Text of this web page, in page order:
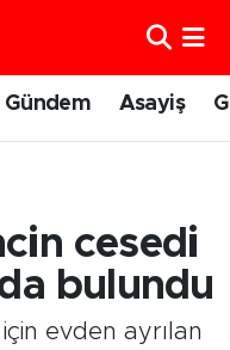
Gündem Asayiş
cesedi
bulundu
evden ayrılan
Haritası
Fikstür